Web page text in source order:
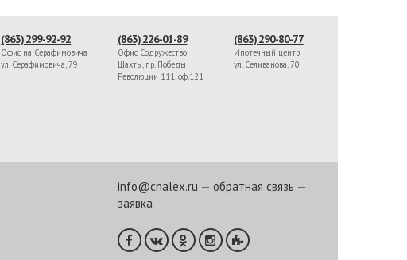
(863) 299-92-92
Офис на Серафимовича
ул. Серафимовича, 79
(863) 226-01-89
Офис Содружество
Шахты, пр. Победы
Революции 111, оф.121
(863) 290-80-77
Ипотечный центр
ул. Селиванова, 70
info@cnalex.ru — обратная связь —
заявка